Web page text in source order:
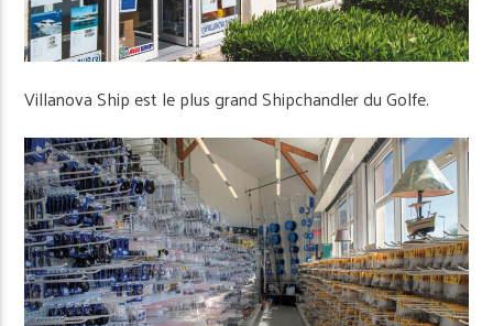
Villanova Ship est le plus grand Shipchandler du Golfe.